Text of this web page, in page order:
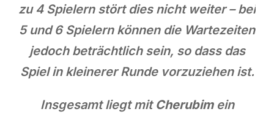
zu 4 Spielern stört dies nicht weiter – bei
5 und 6 Spielern können die Wartezeiten
jedoch beträchtlich sein, so dass das
Spiel in kleinerer Runde vorzuziehen ist.
Insgesamt liegt mit Cherubimein